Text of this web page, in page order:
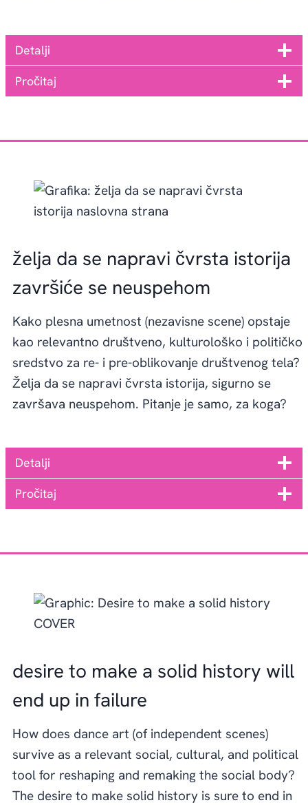
Detalji
Pročitaj
želja da se napravi čvrsta istorija
završiće se neuspehom
Kako plesna umetnost (nezavisne scene) opstaje
kao relevantno društveno, kulturološko i političko
sredstvo za re- i pre-oblikovanje društvenog tela?
Želja da se napravi čvrsta istorija, sigurno se
završava neuspehom. Pitanje je samo, za koga?
Detalji
Pročitaj
desire to make a solid history will
end up in failure
How does dance art (of independent scenes)
survive as a relevant social, cultural, and political
tool for reshaping and remaking the social body?
The desire to make solid history is sure to end in